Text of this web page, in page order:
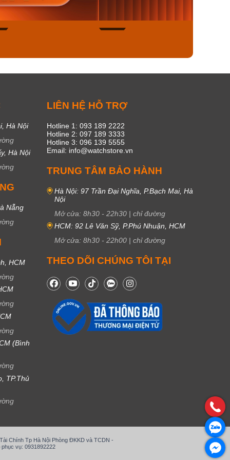
Hà Nội
Hà Nội
Nẵng
HCM
(Bình
TP.Thủ
LIÊN HỆ HỖ TRỢ
Hotline 1: 093 189 2222
Hotline 2: 097 189 3333
Hotline 3: 096 139 5555
Email: info@watchstore.vn
TRUNG TÂM BẢO HÀNH
Hà Nội: 97 Trần Đại Nghĩa, P.Bạch Mai, Hà
Nội
Mở cửa: 8h30 - 22h30 | chỉ đường
HCM: 92 Lê Văn Sỹ, P.Phú Nhuận, HCM
Mở cửa: 8h30 - 22h00 | chỉ đường
THEO DÕI CHÚNG TÔI TẠI
Chính Tp Hà Nội Phòng ĐKKD và TCDN -
vụ: 0931892222